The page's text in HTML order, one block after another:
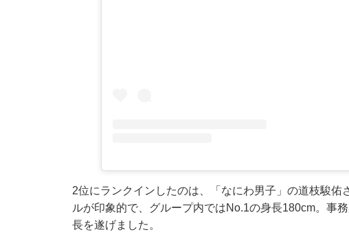
2位にランクインしたのは、「なにわ男子」の道枝駿佑
ルが印象的で、グループ内ではNo.1の身長180cm。事
長を遂げました。